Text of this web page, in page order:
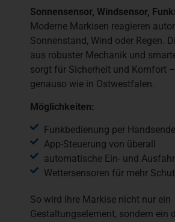
Sonnensensor, Windsensor,
Moderne Markisen reagieren
Sonnenstand, Wind oder Regen.
aus robuster Mechanik und
sorgt für Sicherheit und Komfort
genauso wie in Ostwestfalen.
Möglichkeiten:
Funkbedienung per
App-Steuerung von überall
automatische Ein- und
Wettersensoren für mehr
So wird Ihre Markise nicht nur ein
Gestaltungselement, sondern ein